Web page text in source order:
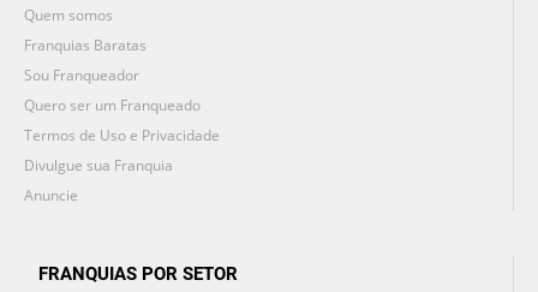
Quem somos
Franquias Baratas
Sou Franqueador
Quero ser um Franqueado
Termos de Uso e Privacidade
Divulgue sua Franquia
Anuncie
FRANQUIAS POR SETOR